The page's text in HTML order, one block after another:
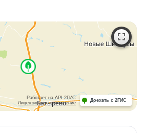
Работает на API 2ГИС
Лицензионное соглашение
Доехать с 2ГИС